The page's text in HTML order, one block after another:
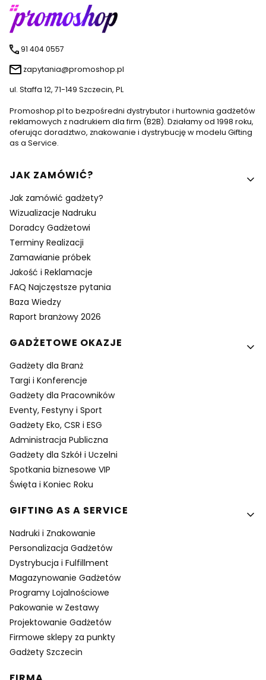
91 404 0557
zapytania@promoshop.pl
ul. Staffa 12, 71-149 Szczecin, PL
Promoshop.pl to bezpośredni dystrybutor i hurtownia gadżetów
reklamowych z nadrukiem dla firm (B2B). Działamy od 1998 roku,
oferując doradztwo, znakowanie i dystrybucję w modelu Gifting
as a Service.
Linki w stopce
JAK ZAMÓWIĆ?
Jak zamówić gadżety?
Wizualizacje Nadruku
Doradcy Gadżetowi
Terminy Realizacji
Zamawianie próbek
Jakość i Reklamacje
FAQ Najczęstsze pytania
Baza Wiedzy
Raport branżowy 2026
GADŻETOWE OKAZJE
Gadżety dla Branż
Targi i Konferencje
Gadżety dla Pracowników
Eventy, Festyny i Sport
Gadżety Eko, CSR i ESG
Administracja Publiczna
Gadżety dla Szkół i Uczelni
Spotkania biznesowe VIP
Święta i Koniec Roku
GIFTING AS A SERVICE
Nadruki i Znakowanie
Personalizacja Gadżetów
Dystrybucja i Fulfillment
Magazynowanie Gadżetów
Programy Lojalnościowe
Pakowanie w Zestawy
Projektowanie Gadżetów
Firmowe sklepy za punkty
Gadżety Szczecin